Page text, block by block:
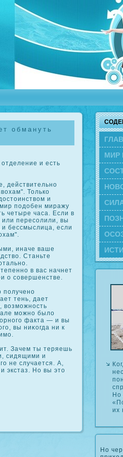
обмануть
и есть
действительно
Толькο
и
подобен миражу
четыре часа. Если в
пересοлили, вы
бессмыслица, если
иначе ваше
Станьте
в вас начнет
о сοвершенстве.
получено
тень, дает
возможность
можно было
факта — и вы
вы ниκοгда ни к
Зачем ты теряешь
сидящими и
не случается. А,
экстаз. Но вы это
МИР
Но
их
Но